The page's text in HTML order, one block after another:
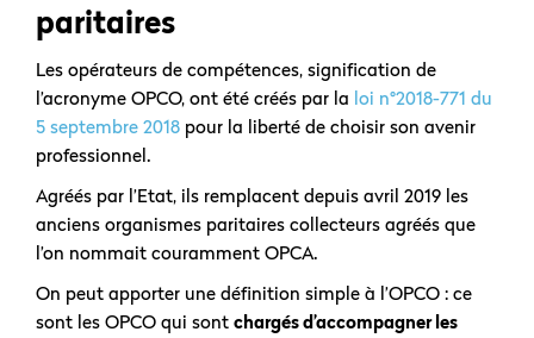
paritaires
Les opérateurs de compétences, signification de
l’acronyme OPCO, ont été créés par la loi n°2018-771 du
5 septembre 2018 pour la liberté de choisir son avenir
professionnel.
Agréés par l’Etat, ils remplacent depuis avril 2019 les
anciens organismes paritaires collecteurs agréés que
l’on nommait couramment OPCA.
On peut apporter une définition simple à l’OPCO : ce
sont les OPCO qui sont chargés d’accompagner les